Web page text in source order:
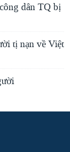
dân TQ bị
tị nạn về Việt